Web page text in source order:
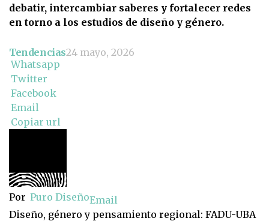
debatir, intercambiar saberes y fortalecer redes
en torno a los estudios de diseño y género.
Tendencias24 mayo, 2026
Whatsapp
Twitter
Facebook
Email
Copiar url
Por Puro DiseñoEmail
Diseño, género y pensamiento regional: FADU-UBA